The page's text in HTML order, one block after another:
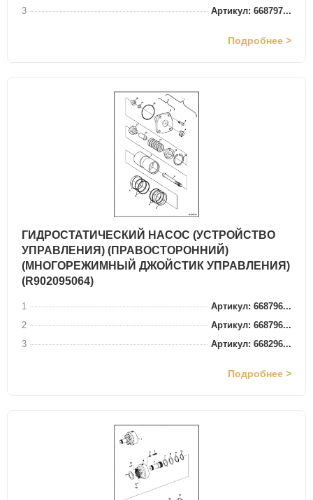
3
Артикул: 668797...
Подробнее >
ГИДРОСТАТИЧЕСКИЙ НАСОС (УСТРОЙСТВО
УПРАВЛЕНИЯ) (ПРАВОСТОРОННИЙ)
(МНОГОРЕЖИМНЫЙ ДЖОЙСТИК УПРАВЛЕНИЯ)
(R902095064)
1
Артикул: 668796...
2
Артикул: 668796...
3
Артикул: 668296...
Подробнее >